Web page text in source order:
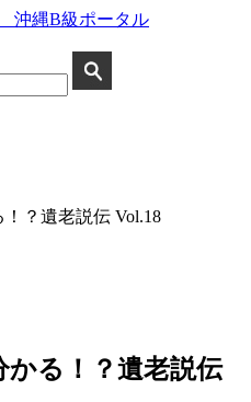
！？遺老説伝 Vol.18
かる！？遺老説伝